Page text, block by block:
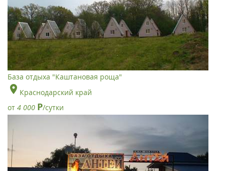
База отдыха "Каштановая роща"
Краснодарский край
от 4 000 Р/сутки